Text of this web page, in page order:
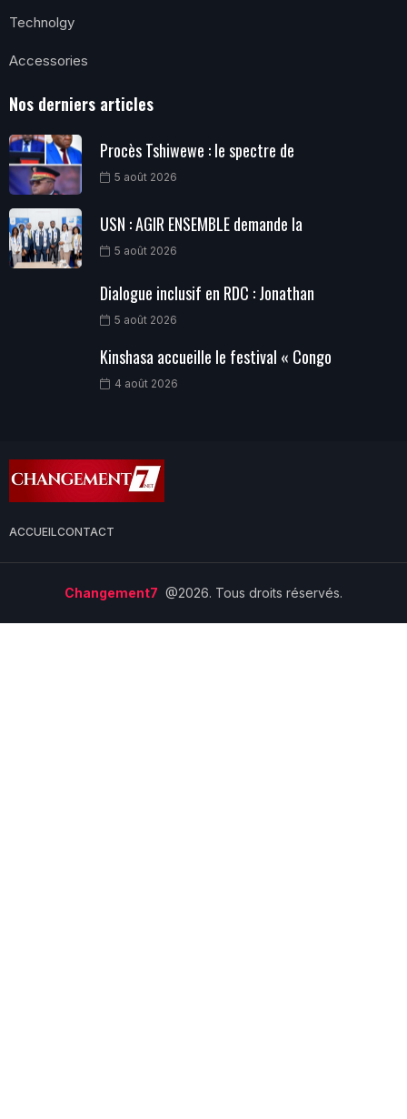
Technolgy
Accessories
Nos derniers articles
Procès Tshiwewe : le spectre de
5 août 2026
USN : AGIR ENSEMBLE demande la
5 août 2026
Dialogue inclusif en RDC : Jonathan
5 août 2026
Kinshasa accueille le festival « Congo
4 août 2026
ACCUEILCONTACT
Changement7 @2026. Tous droits réservés.